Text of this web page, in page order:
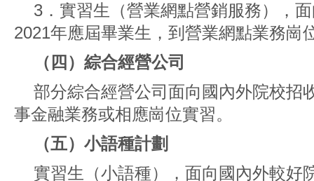
3．實習生（營業網點營銷服務），
2021年應屆畢業生，到營業網點業務崗
（四）綜合經營公司
部分綜合經營公司面向國內外院校招
事金融業務或相應崗位實習。
（五）小語種計劃
實習生（小語種），面向國內外較好